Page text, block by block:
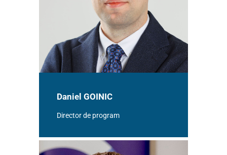
Daniel GOINIC
Director de program